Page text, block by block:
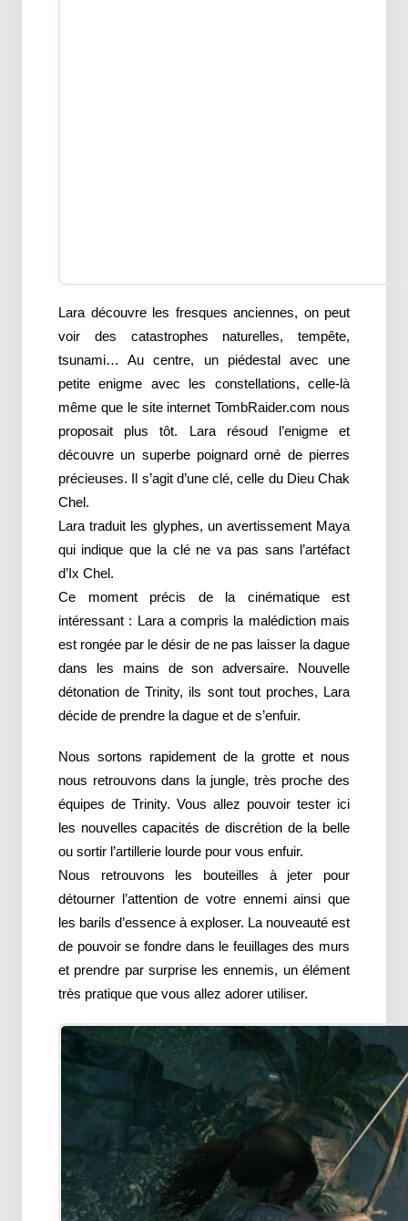
Lara découvre les fresques anciennes, on peut
voir des catastrophes naturelles, tempête,
tsunami… Au centre, un piédestal avec une
petite enigme avec les constellations, celle-là
même que le site internet TombRaider.com nous
proposait plus tôt. Lara résoud l’enigme et
découvre un superbe poignard orné de pierres
précieuses. Il s’agit d’une clé, celle du Dieu Chak
Chel.
Lara traduit les glyphes, un avertissement Maya
qui indique que la clé ne va pas sans l’artéfact
d’Ix Chel.
Ce moment précis de la cinématique est
intéressant : Lara a compris la malédiction mais
est rongée par le désir de ne pas laisser la dague
dans les mains de son adversaire. Nouvelle
détonation de Trinity, ils sont tout proches, Lara
décide de prendre la dague et de s’enfuir.
Nous sortons rapidement de la grotte et nous
nous retrouvons dans la jungle, très proche des
équipes de Trinity. Vous allez pouvoir tester ici
les nouvelles capacités de discrétion de la belle
ou sortir l’artillerie lourde pour vous enfuir.
Nous retrouvons les bouteilles à jeter pour
détourner l’attention de votre ennemi ainsi que
les barils d’essence à exploser. La nouveauté est
de pouvoir se fondre dans le feuillages des murs
et prendre par surprise les ennemis, un élément
très pratique que vous allez adorer utiliser.